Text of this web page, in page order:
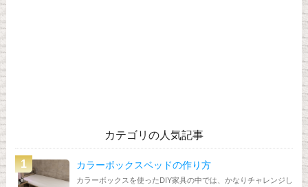
カテゴリの人気記事
カラーボックスベッドの作り方
カラーボックスを使ったDIY家具の中では、かなりチャレンジし